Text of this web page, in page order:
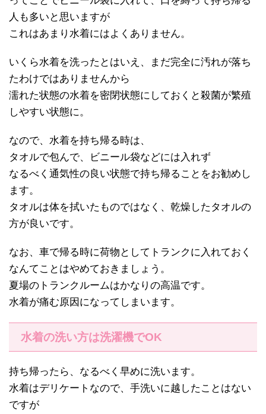
人も多いと思いますが
これはあまり水着にはよくありません。
いくら水着を洗ったとはいえ、まだ完全に汚れが落ち
たわけではありませんから
濡れた状態の水着を密閉状態にしておくと殺菌が繁殖
しやすい状態に。
なので、水着を持ち帰る時は、
タオルで包んで、ビニール袋などには入れず
なるべく通気性の良い状態で持ち帰ることをお勧めし
ます。
タオルは体を拭いたものではなく、乾燥したタオルの
方が良いです。
なお、車で帰る時に荷物としてトランクに入れておく
なんてことはやめておきましょう。
夏場のトランクルームはかなりの高温です。
水着が痛む原因になってしまいます。
水着の洗い方は洗濯機でOK
持ち帰ったら、なるべく早めに洗います。
水着はデリケートなので、手洗いに越したことはない
ですが